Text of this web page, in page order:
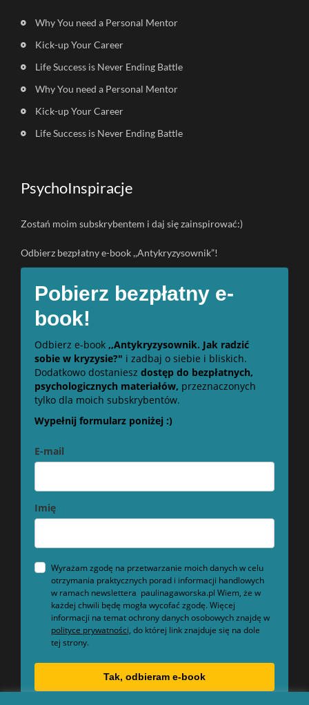
Why You need a Personal Mentor
Kick-up Your Career
Life Success is Never Ending Battle
Why You need a Personal Mentor
Kick-up Your Career
Life Success is Never Ending Battle
PsychoInspiracje
Zostań moim subskrybentem i daj się zainspirować:)
Odbierz bezpłatny e-book ,,Antykryzysownik”!
Pobierz bezpłatny e-
book!
Odbierz e-book ,,Antykryzysownik. Jak radzić
sobie w kryzysie?" i zadbaj o siebie i bliskich.
Dodatkowo dostaniesz dostęp do bezpłatnych,
psychologicznych materiałów, przeznaczonych
tylko dla moich subskrybentów.
Wypełnij formularz poniżej :)
E-mail
Imię
Wyrażam zgodę na przetwarzanie moich danych w celu
otrzymania praktycznych porad i informacji handlowych
w ramach newslettera paulinagaworska.pl Wiem, że w
każdej chwili będę mogła wycofać zgodę. Więcej
informacji na temat ochrony danych osobowych znajdę w
polityce prywatności, do której link znajduje się na dole
tej strony.
Tak, odbieram e-book